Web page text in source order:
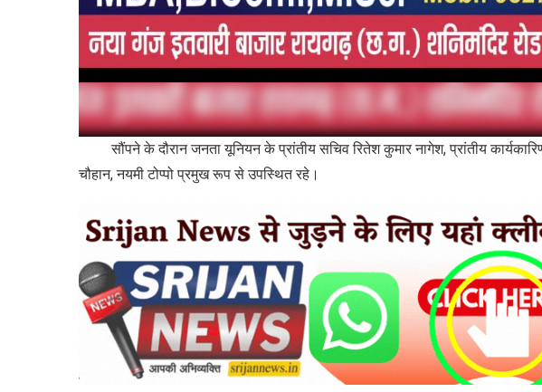
सौंपने के दौरान जनता यूनियन के प्रांतीय सचिव रितेश कुमार नागेश, प्रांतीय
चौहान, नयमी टोप्पो प्रमुख रूप से उपस्थित रहे।